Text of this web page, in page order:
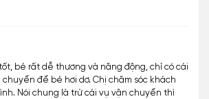
bé rất dễ thương và năng động, chỉ có cái
để bé hơi dơ. Chị chăm sóc khách
Nói chung là trừ cái vụ vận chuyển thì